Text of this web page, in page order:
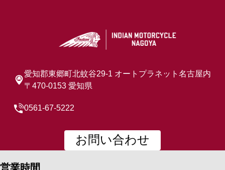
愛知郡東郷町北蚊谷29-1 オートプラネット名古屋内
〒470-0153 愛知県
0561-67-5222
お問い合わせ
営業時間